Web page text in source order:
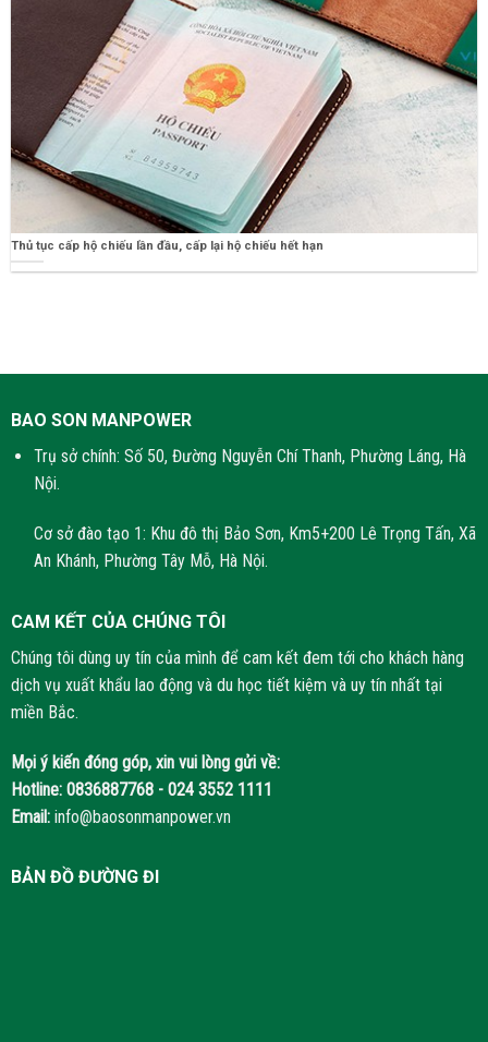
Thủ tục cấp hộ chiếu lần đầu, cấp lại hộ chiếu hết hạn
BAO SON MANPOWER
Trụ sở chính: Số 50, Đường Nguyễn Chí Thanh, Phường Láng, Hà
Nội.
Cơ sở đào tạo 1: Khu đô thị Bảo Sơn, Km5+200 Lê Trọng Tấn, Xã
An Khánh, Phường Tây Mỗ, Hà Nội.
CAM KẾT CỦA CHÚNG TÔI
Chúng tôi dùng uy tín của mình để cam kết đem tới cho khách hàng
dịch vụ xuất khẩu lao động và du học tiết kiệm và uy tín nhất tại
miền Bắc.
Mọi ý kiến đóng góp, xin vui lòng gửi về:
Hotline: 0836887768 - 024 3552 1111
Email: info@baosonmanpower.vn
BẢN ĐỒ ĐƯỜNG ĐI